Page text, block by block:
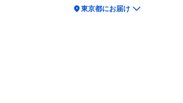
location_on東京都にお届け